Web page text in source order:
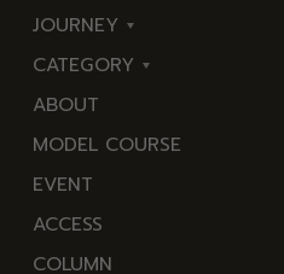
JOURNEY
東
伊
豆
西
伊
豆
CATEGORY
海
岬
温
泉
花
ABOUT
MODEL COURSE
EVENT
ACCESS
COLUMN